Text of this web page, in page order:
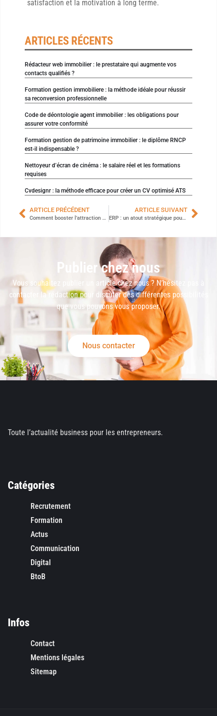
satisfaction et la motivation à long terme.
ARTICLES RÉCENTS
Rédacteur web immobilier : le prestataire qui augmente vos
contacts qualifiés ?
Formation gestion immobiliere : la méthode idéale pour réussir
sa reconversion professionnelle
Code de déontologie agent immobilier : les obligations pour
assurer votre conformité
Formation gestion de patrimoine immobilier : le diplôme RNCP
est-il indispensable ?
Nettoyeur d’écran de cinéma : le salaire réel et les formations
requises
Cvdesignr : la méthode efficace pour créer un CV optimisé ATS
ARTICLE PRÉCÉDENT
Comment booster l’attraction et la rétention des talents en entreprise ?
ARTICLE SUIVANT
ERP : un atout stratégique pour les entreprises marocaines en pleine croissance
Publier chez nous
Vous souhaitez publier un article chez nous ? N’hésitez pas à
contacter la rédaction pour discuter des différentes possibilités
que vous pouvons vous proposer.
Nous contacter
Toute l’actualité business pour les entrepreneurs.
Catégories
Recrutement
Formation
Actus
Communication
Digital
BtoB
Infos
Contact
Mentions légales
Sitemap